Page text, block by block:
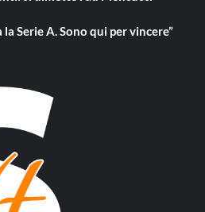
Serie A. Sono qui per vincere”